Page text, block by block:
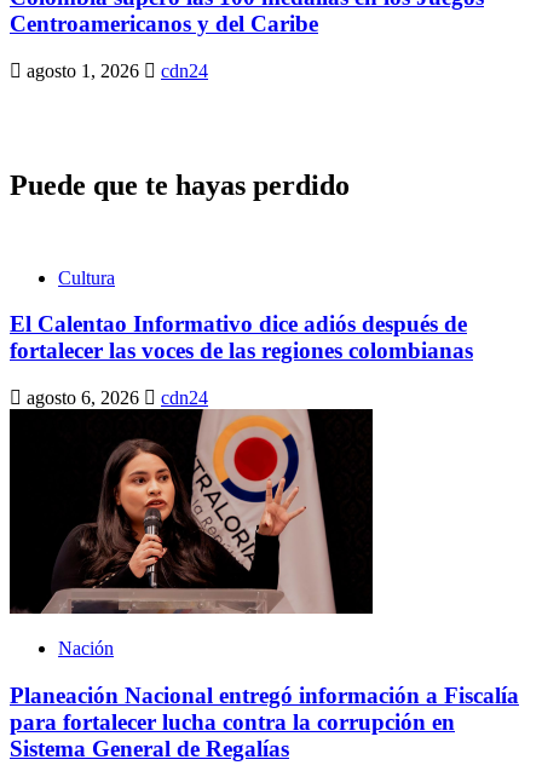
Centroamericanos y del Caribe
agosto 1, 2026 cdn24
Puede que te hayas perdido
Cultura
El Calentao Informativo dice adiós después de
fortalecer las voces de las regiones colombianas
agosto 6, 2026 cdn24
Nación
Planeación Nacional entregó información a Fiscalía
para fortalecer lucha contra la corrupción en
Sistema General de Regalías